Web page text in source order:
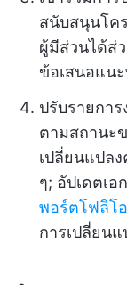
สนับสนุนโค
ผู้มีส่วนได้ส่
ข้อเสนอแน
ปรับรายกา
ตามสถานะ
เปลี่ยนแปล
ๆ; อัปเดตเ
พอร์ตโฟลิโ
การเปลี่ยน